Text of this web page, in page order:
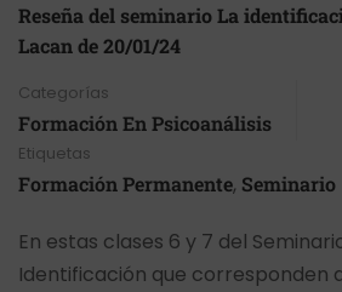
Reseña del seminario La
Lacan de 20/01/24
Categorías
Formación En Psicoanálisis
Etiquetas
Formación Permanente, Seminario
En estas clases 6 y 7 del
Identificación que corresponden